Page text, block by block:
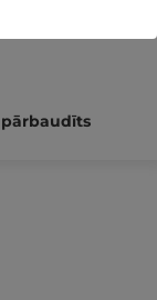
pārbaudīts